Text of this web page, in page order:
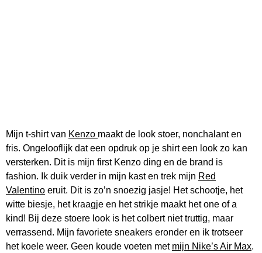
Mijn t-shirt van Kenzo maakt de look stoer, nonchalant en
fris. Ongelooflijk dat een opdruk op je shirt een look zo kan
versterken. Dit is mijn first Kenzo ding en de brand is
fashion. Ik duik verder in mijn kast en trek mijn Red
Valentino eruit. Dit is zo’n snoezig jasje! Het schootje, het
witte biesje, het kraagje en het strikje maakt het one of a
kind! Bij deze stoere look is het colbert niet truttig, maar
verrassend. Mijn favoriete sneakers eronder en ik trotseer
het koele weer. Geen koude voeten met mijn Nike’s Air Max.